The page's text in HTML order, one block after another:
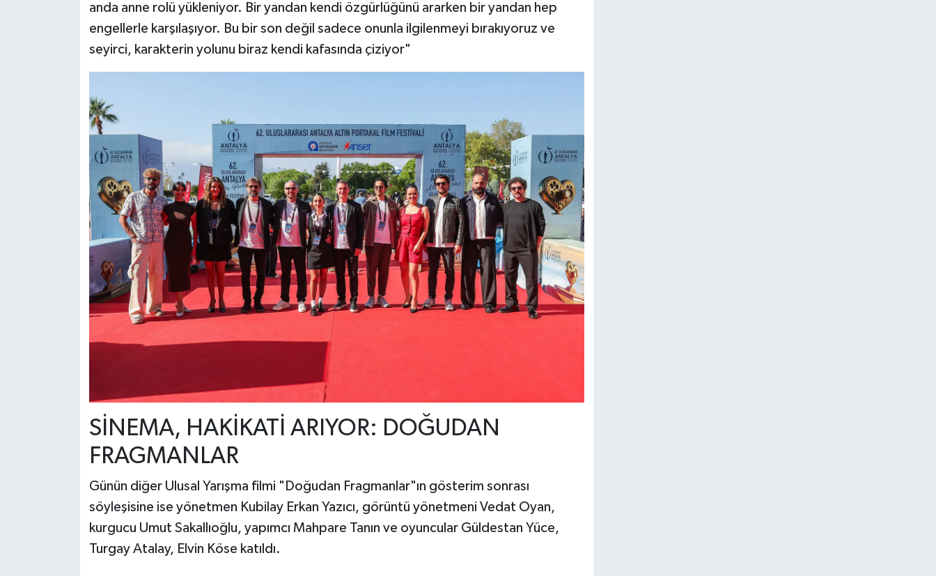
anda anne rolü yükleniyor. Bir yandan kendi özgürlüğünü ararken bir yandan hep
engellerle karşılaşıyor. Bu bir son değil sadece onunla ilgilenmeyi bırakıyoruz ve
seyirci, karakterin yolunu biraz kendi kafasında çiziyor"
SİNEMA, HAKİKATİ ARIYOR: DOĞUDAN
FRAGMANLAR
Günün diğer Ulusal Yarışma filmi "Doğudan Fragmanlar"ın gösterim sonrası
söyleşisine ise yönetmen Kubilay Erkan Yazıcı, görüntü yönetmeni Vedat Oyan,
kurgucu Umut Sakallıoğlu, yapımcı Mahpare Tanın ve oyuncular Güldestan Yüce,
Turgay Atalay, Elvin Köse katıldı.